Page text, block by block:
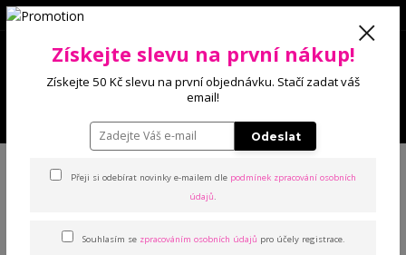
0 Kč
podprsenka s puntíky
VÝPRODEJ: Harmony
Získejte slevu na první nákup!
Získejte 50 Kč slevu na první objednávku. Stačí zadat váš
email!
Odeslat
Přeji si odebírat novinky e-mailem dle podmínek zpracování osobních
údajů.
Souhlasím se zpracováním osobních údajů pro účely registrace.